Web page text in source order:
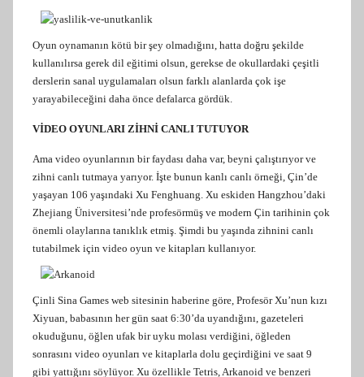
Oyun oynamanın kötü bir şey olmadığını, hatta doğru şekilde
kullanılırsa gerek dil eğitimi olsun, gerekse de okullardaki çeşitli
derslerin sanal uygulamaları olsun farklı alanlarda çok işe
yarayabileceğini daha önce defalarca gördük.
VİDEO OYUNLARI ZİHNİ CANLI TUTUYOR
Ama video oyunlarının bir faydası daha var, beyni çalıştırıyor ve
zihni canlı tutmaya yarıyor. İşte bunun kanlı canlı örneği, Çin’de
yaşayan 106 yaşındaki Xu Fenghuang. Xu eskiden Hangzhou’daki
Zhejiang Üniversitesi’nde profesörmüş ve modern Çin tarihinin çok
önemli olaylarına tanıklık etmiş. Şimdi bu yaşında zihnini canlı
tutabilmek için video oyun ve kitapları kullanıyor.
Çinli Sina Games web sitesinin haberine göre, Profesör Xu’nun kızı
Xiyuan, babasının her gün saat 6:30’da uyandığını, gazeteleri
okuduğunu, öğlen ufak bir uyku molası verdiğini, öğleden
sonrasını video oyunları ve kitaplarla dolu geçirdiğini ve saat 9
gibi yattığını söylüyor. Xu özellikle Tetris, Arkanoid ve benzeri